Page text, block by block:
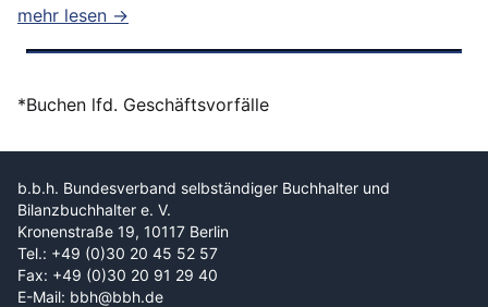
Bundesfinanzhof...
mehr lesen →
*Buchen lfd. Geschäftsvorfälle
b.b.h. Bundesverband selbständiger Buchhalter und
Bilanzbuchhalter e. V.
Kronenstraße 19, 10117 Berlin
Tel.: +49 (0)30 20 45 52 57
Fax: +49 (0)30 20 91 29 40
E-Mail: bbh@bbh.de